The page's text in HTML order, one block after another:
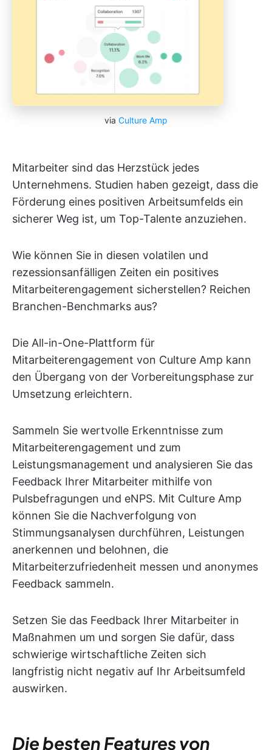
via Culture Amp
Mitarbeiter sind das Herzstück jedes
Unternehmens. Studien haben gezeigt, dass die
Förderung eines positiven Arbeitsumfelds ein
sicherer Weg ist, um Top-Talente anzuziehen.
Wie können Sie in diesen volatilen und
rezessionsanfälligen Zeiten ein positives
Mitarbeiterengagement sicherstellen? Reichen
Branchen-Benchmarks aus?
Die All-in-One-Plattform für
Mitarbeiterengagement von Culture Amp kann
den Übergang von der Vorbereitungsphase zur
Umsetzung erleichtern.
Sammeln Sie wertvolle Erkenntnisse zum
Mitarbeiterengagement und zum
Leistungsmanagement und analysieren Sie das
Feedback Ihrer Mitarbeiter mithilfe von
Pulsbefragungen und eNPS. Mit Culture Amp
können Sie die Nachverfolgung von
Stimmungsanalysen durchführen, Leistungen
anerkennen und belohnen, die
Mitarbeiterzufriedenheit messen und anonymes
Feedback sammeln.
Setzen Sie das Feedback Ihrer Mitarbeiter in
Maßnahmen um und sorgen Sie dafür, dass
schwierige wirtschaftliche Zeiten sich
langfristig nicht negativ auf Ihr Arbeitsumfeld
auswirken.
Die besten Features von